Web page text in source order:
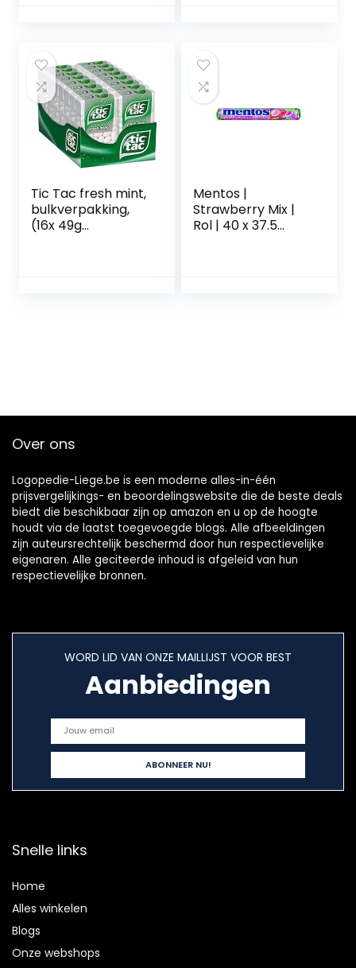
Tic Tac fresh mint,
bulkverpakking,
(16x 49g
Mentos |
Strawberry Mix |
Rol | 40 x 37.5
Over ons
Logopedie-Liege.be is een moderne alles-in-één
prijsvergelijkings- en beoordelingswebsite die de beste deals
biedt die beschikbaar zijn op amazon en u op de hoogte
houdt via de laatst toegevoegde blogs. Alle afbeeldingen
zijn auteursrechtelijk beschermd door hun respectievelijke
eigenaren. Alle geciteerde inhoud is afgeleid van hun
respectievelijke bronnen.
WORD LID VAN ONZE MAILLIJST VOOR BEST
Aanbiedingen
Snelle links
Home
Alles winkelen
Blogs
Onze webshops